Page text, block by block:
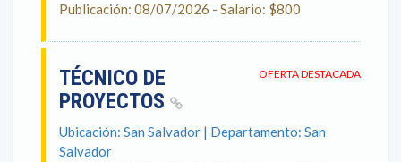
Publicación: 08/07/2026 - Salario: $800
OFERTA DESTACADA
TÉCNICO DE
PROYECTOS
Ubicación: San Salvador | Departamento: San
Salvador